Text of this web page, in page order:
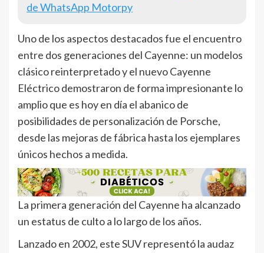
de WhatsApp Motorpy
Uno de los aspectos destacados fue el encuentro
entre dos generaciones del Cayenne: un modelos
clásico reinterpretado y el nuevo Cayenne
Eléctrico demostraron de forma impresionante lo
amplio que es hoy en día el abanico de
posibilidades de personalización de Porsche,
desde las mejoras de fábrica hasta los ejemplares
únicos hechos a medida.
La primera generación del Cayenne ha alcanzado
un estatus de culto a lo largo de los años.
Lanzado en 2002, este SUV representó la audaz